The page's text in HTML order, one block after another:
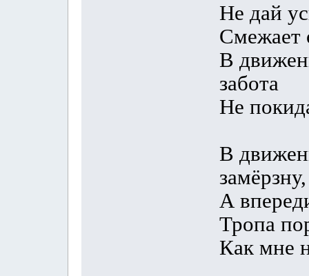
Не дай
Смежает
В
забота
Не
В
замёрзну,
А
Тропа
Как мне